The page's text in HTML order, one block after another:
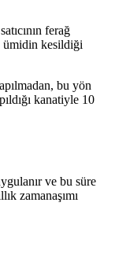
ferağ
ümidin kesildiği
bu yön
kanatiyle 10
ve bu süre
zamanaşımı